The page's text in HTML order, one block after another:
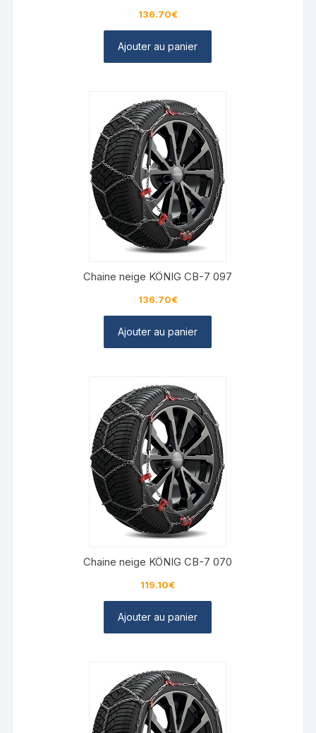
136.70€
Ajouter au panier
Chaine neige KÖNIG CB-7 097
136.70€
Ajouter au panier
Chaine neige KÖNIG CB-7 070
119.10€
Ajouter au panier